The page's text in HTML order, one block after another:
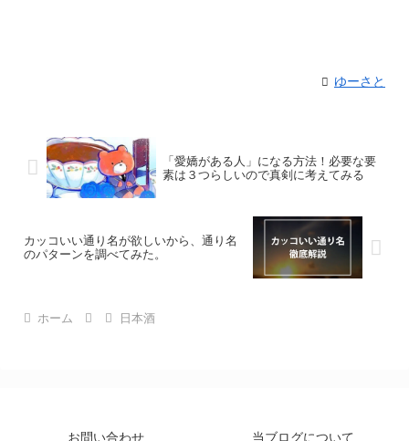
ゆーさと
「愛嬌がある人」になる方法！必要な要
素は３つらしいので真剣に考えてみる
カッコいい通り名が欲しいから、通り名
のパターンを調べてみた。
ホーム 日本酒
お問い合わせ 当ブログについて